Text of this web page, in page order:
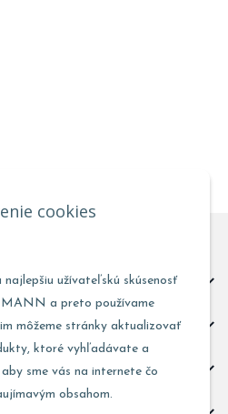
cookies
užívateľskú skúsenosť
a preto používame
môžeme stránky aktualizovať
ktoré vyhľadávate a
sme vás na internete čo
obsahom.